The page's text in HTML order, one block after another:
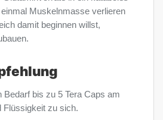
Muskelnmasse verlieren
damit beginnen willst,
Bedarf bis zu 5 Tera Caps am
Flüssigkeit zu sich.